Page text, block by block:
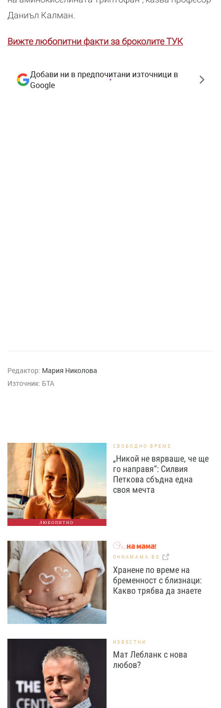
Даниъл Калман.
Вижте любопитни факти за броколите ТУК
Добави ни в предпочитани източници в
Google
Редактор: Мария Николова
Източник: БТА
ЛЮБОПИТНО
СВОБОДНО ВРЕМЕ
„Никой не вярваше, че ще
го направя“: Силвия
Петкова сбъдна една
своя мечта
OHNAMAMA.BG
Хранене по време на
бременност с близнаци:
Какво трябва да знаете
ИЗВЕСТНИ
Мат Лебланк с нова
любов?